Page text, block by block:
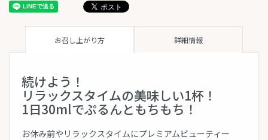
お召し上がり方 詳細情報
続けよう！
リラックスタイムの美味しい1杯！
1日30mlでぷるんともちもち！
お休み前やリラックスタイムにプレミアムビューティー